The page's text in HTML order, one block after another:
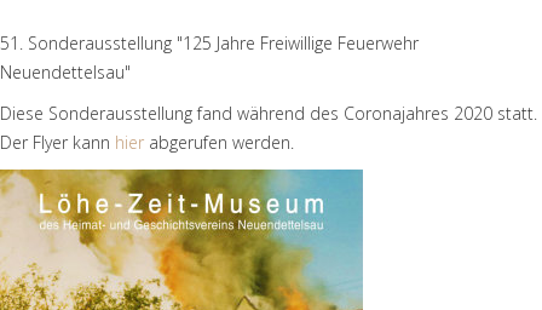
51. Sonderausstellung "125 Jahre Freiwillige Feuerwehr
Neuendettelsau"
Diese Sonderausstellung fand während des Coronajahres 2020 statt.
Der Flyer kann hier abgerufen werden.